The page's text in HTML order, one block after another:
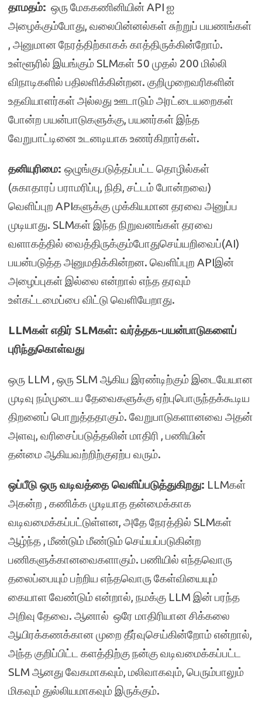
தாமதம்: ஒரு மேககணினியின் API ஐ
அழைக்கும்போது, வலைபின்னல்கள் சுற்றுப் பயணங்கள்
, அனுமான நேரத்திற்காகக் காத்திருக்கின்றோம்.
உள்ளூரில் இயங்கும் SLMகள் 50 முதல் 200 மில்லி
விநாடிகளில் பதிலளிக்கின்றன. குறிமுறைவரிகளின்
உதவியாளர்கள் அல்லது ஊடாடும் அரட்டையறைகள்
போன்ற பயன்பாடுகளுக்கு, பயனர்கள் இந்த
வேறுபாட்டினை உடனடியாக உணர்கிறார்கள்.
தனியுரிமை: ஒழுங்குபடுத்தப்பட்ட தொழில்கள்
(சுகாதாரப் பராமரிப்பு, நிதி, சட்டம் போன்றவை)
வெளிப்புற APIகளுக்கு முக்கியமான தரவை அனுப்ப
முடியாது. SLMகள் இந்த நிறுவனங்கள் தரவை
வளாகத்தில் வைத்திருக்கும்போதுசெய்யறிவைப்(AI)
பயன்படுத்த அனுமதிக்கின்றன. வெளிப்புற APIஇன்
அழைப்புகள் இல்லை என்றால் எந்த தரவும்
உள்கட்டமைப்பை விட்டு வெளியேறாது.
LLMகள்எதிர் SLMகள்: வர்த்தக-பயன்பாடுகளைப்
புரிந்துகொள்வது
ஒரு LLM , ஒரு SLM ஆகிய இரண்டிற்கும் இடையேயான
முடிவு நம்முடைய தேவைகளுக்கு ஏற்புபொருந்தக்கூடிய
திறனைப் பொறுத்ததாகும். வேறுபாடுகளானவை அதன்
அளவு, வரிசைப்படுத்தலின் மாதிரி , பணியின்
தன்மை ஆகியவற்றிற்குஏற்ப வரும்.
ஒப்பீடு ஒரு வடிவத்தை வெளிப்படுத்துகிறது: LLMகள்
அகன்ற , கணிக்க முடியாத தன்மைக்காக
வடிவமைக்கப்பட்டுள்ளன, அதே நேரத்தில் SLMகள்
ஆழ்ந்த , மீண்டும் மீண்டும் செய்யப்படுகின்ற
பணிகளுக்கானவைகளாகும். பணியில் எந்தவொரு
தலைப்பையும் பற்றிய எந்தவொரு கேள்வியையும்
கையாள வேண்டும் என்றால், நமக்கு LLM இன் பரந்த
அறிவு தேவை. ஆனால் ஒரே மாதிரியான சிக்கலை
ஆயிரக்கணக்கான முறை தீர்வுசெய்கின்றோம் என்றால்,
அந்த குறிப்பிட்ட களத்திற்கு நன்கு வடிவமைக்கப்பட்ட
SLM ஆனது வேகமாகவும், மலிவாகவும், பெரும்பாலும்
மிகவும் துல்லியமாகவும் இருக்கும்.